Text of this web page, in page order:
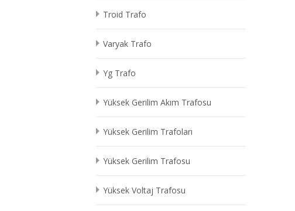
Troid Trafo
Varyak Trafo
Yg Trafo
Yüksek Gerilim Akım Trafosu
Yüksek Gerilim Trafoları
Yüksek Gerilim Trafosu
Yüksek Voltaj Trafosu